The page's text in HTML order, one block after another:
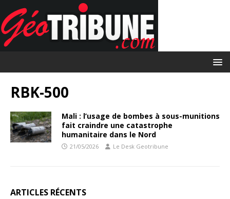
RBK-500
Mali : l’usage de bombes à sous-munitions
fait craindre une catastrophe
humanitaire dans le Nord
21/05/2026 Le Desk Geotribune
ARTICLES RÉCENTS